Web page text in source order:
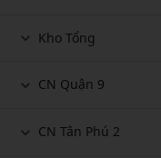
Kho Tổng
CN Quận 9
CN Tân Phú 2